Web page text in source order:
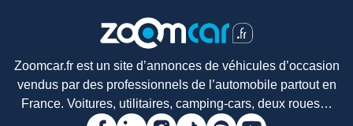
Zoomcar.fr est un site d’annonces de véhicules d’occasion
vendus par des professionnels de l’automobile partout en
France. Voitures, utilitaires, camping-cars, deux roues…